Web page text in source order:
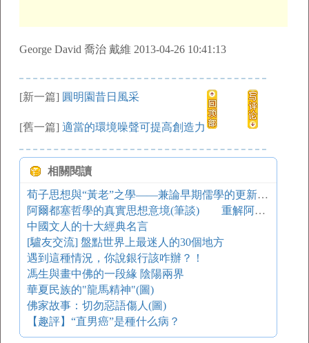
George David 喬治 戴維 2013-04-26 10:41:13
[新一篇] 圓明園昔日風采
[舊一篇] 適當的環境噪聲可提高創造力
相關閱讀
荀子思想與“黃老”之學——兼論早期儒學的更新與發展
阿爾都塞哲學的真實思想意境(筆談) 重解阿爾都塞
中國文人的十大經典名言
[驢友交流] 盤點世界上最迷人的30個地方
遇到這種情況，你說銀行該咋辦？！
馮生與畫中佛的一段緣 陰陽兩界
華夏民族的"龍馬精神"(圖)
佛家故事：切勿惡語傷人(圖)
【趣評】“直男癌”是種什么病？